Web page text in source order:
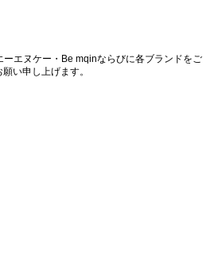
エヌケー・Be mqinならびに各ブランドをご
い申し上げます。